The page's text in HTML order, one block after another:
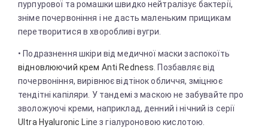
пурпурової та ромашки швидко нейтралізує бактерії,
зніме почервоніння і не дасть маленьким прищикам
перетворитися в хворобливі вугри.
• Подразнення шкіри від медичної маски заспокоїть
відновлюючий крем Anti Redness . Позбавляє від
почервоніння, вирівнює відтінок обличчя, зміцнює
тендітні капіляри. У тандемі з маскою не забувайте про
зволожуючі креми, наприклад, денний і нічний із серії
Ultra Hyaluronic Line з гіалуроновою кислотою.